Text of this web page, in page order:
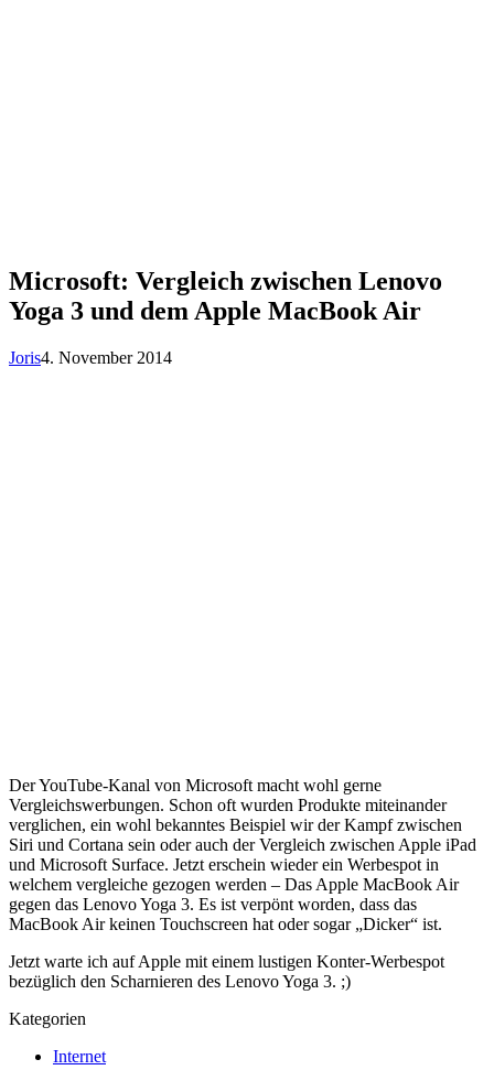
Microsoft: Vergleich zwischen Lenovo
Yoga 3 und dem Apple MacBook Air
Joris4. November 2014
Der YouTube-Kanal von Microsoft macht wohl gerne
Vergleichswerbungen. Schon oft wurden Produkte miteinander
verglichen, ein wohl bekanntes Beispiel wir der Kampf zwischen
Siri und Cortana sein oder auch der Vergleich zwischen Apple iPad
und Microsoft Surface. Jetzt erschein wieder ein Werbespot in
welchem vergleiche gezogen werden – Das Apple MacBook Air
gegen das Lenovo Yoga 3. Es ist verpönt worden, dass das
MacBook Air keinen Touchscreen hat oder sogar „Dicker“ ist.
Jetzt warte ich auf Apple mit einem lustigen Konter-Werbespot
bezüglich den Scharnieren des Lenovo Yoga 3. ;)
Kategorien
Internet